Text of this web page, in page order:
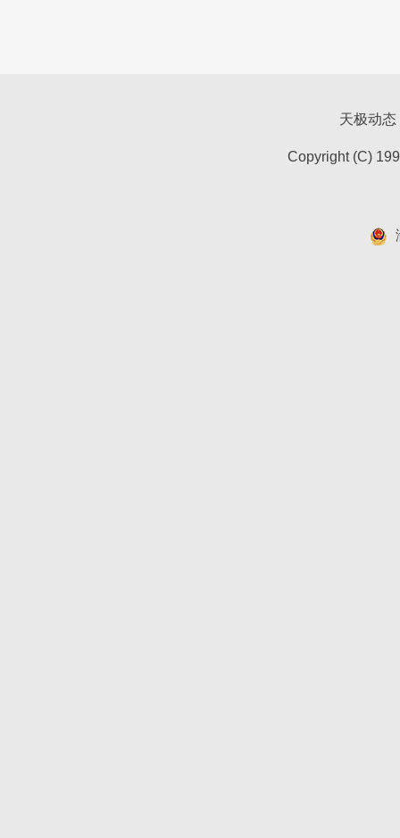
天极动态
Copyright (C)